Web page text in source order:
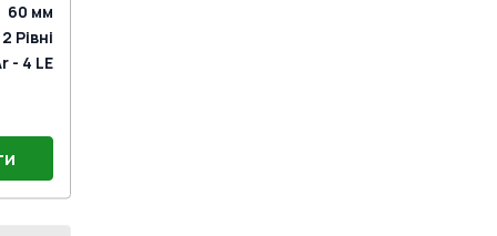
60 мм
2 Рівні
- 4 LE